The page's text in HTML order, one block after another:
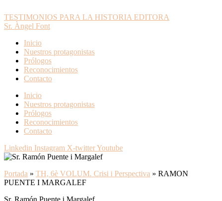
TESTIMONIOS PARA LA HISTORIA EDITORA
Sr. Àngel Font
Inicio
Nuestros protagonistas
Prólogos
Reconocimientos
Contacto
Inicio
Nuestros protagonistas
Prólogos
Reconocimientos
Contacto
Linkedin Instagram X-twitterYoutube
Portada » TH, 6è VOLUM. Crisi i Perspectiva » RAMON
PUENTE I MARGALEF
Sr. Ramón Puente i Margalef